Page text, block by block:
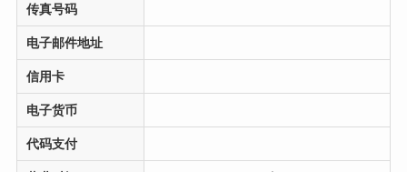
传真号码
电子邮件地址
信用卡
电子货币
代码支付